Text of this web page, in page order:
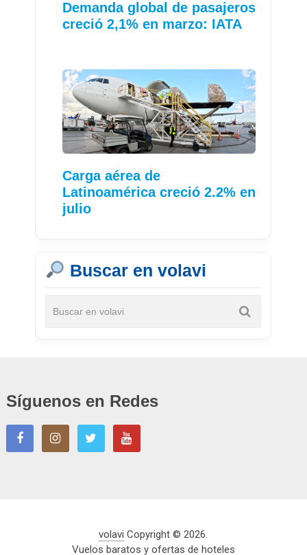
Demanda global de pasajeros
creció 2,1% en marzo: IATA
Carga aérea de
Latinoamérica creció 2.2% en
julio
Buscar en volavi
Síguenos en Redes
volavi Copyright © 2026.
Vuelos baratos y ofertas de hoteles